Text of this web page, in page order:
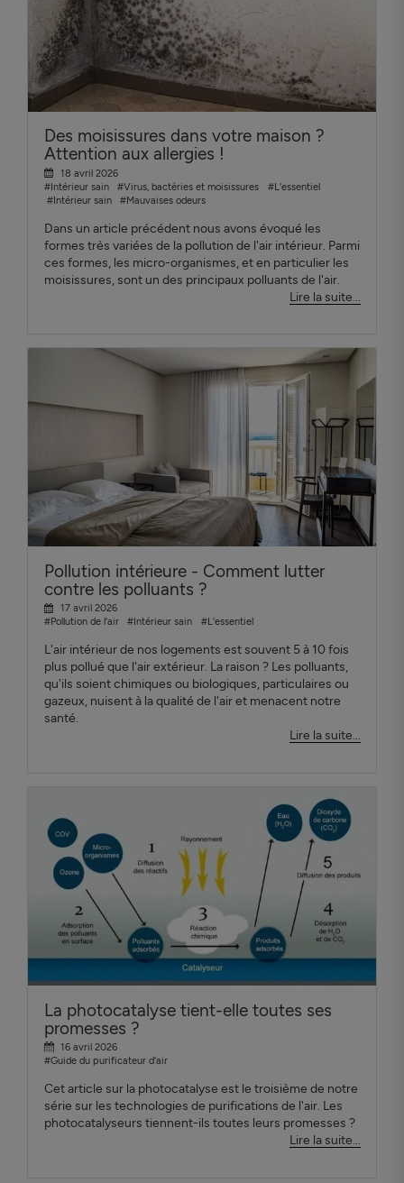
Des moisissures dans votre maison ?
Attention aux allergies !
18 avril 2026
#Intérieur sain
#Virus, bactéries et moisissures
#L'essentiel
#Intérieur sain
#Mauvaises odeurs
Dans un article précédent nous avons évoqué les
formes très variées de la pollution de l'air intérieur. Parmi
ces formes, les micro-organismes, et en particulier les
moisissures, sont un des principaux polluants de l'air.
Lire la suite...
Pollution intérieure - Comment lutter
contre les polluants ?
17 avril 2026
#Pollution de l'air
#Intérieur sain #L'essentiel
L'air intérieur de nos logements est souvent 5 à 10 fois
plus pollué que l'air extérieur. La raison ? Les polluants,
qu'ils soient chimiques ou biologiques, particulaires ou
gazeux, nuisent à la qualité de l'air et menacent notre
santé.
Lire la suite...
La photocatalyse tient-elle toutes ses
promesses ?
16 avril 2026
#Guide du purificateur d'air
Cet article sur la photocatalyse est le troisième de notre
série sur les technologies de purifications de l'air. Les
photocatalyseurs tiennent-ils toutes leurs promesses ?
Lire la suite...